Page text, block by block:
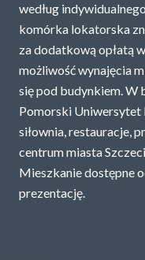
według
komórka lokatorska
za dodatkową opłatą
możliwość wynajęcia
się pod budynkiem. W
Pomorski Uniwersytet
siłownia, restauracje,
centrum miasta
Mieszkanie dostępne
prezentację.